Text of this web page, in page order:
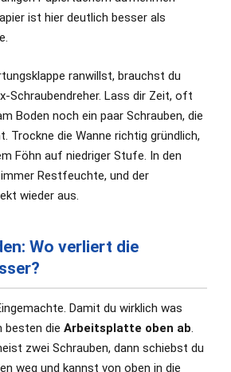
ist hier deutlich besser als
ranwillst, brauchst du
Schraubendreher. Lass dir Zeit, oft
Boden noch ein paar Schrauben, die
Trockne die Wanne richtig gründlich,
Föhn auf niedriger Stufe. In den
Restfeuchte, und der
wieder aus.
Wo verliert die
Damit du wirklich was
besten die Arbeitsplatte oben ab.
zwei Schrauben, dann schiebst du
weg und kannst von oben in die